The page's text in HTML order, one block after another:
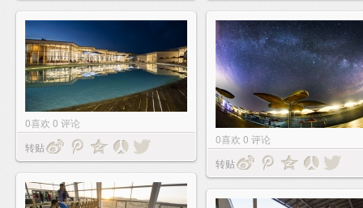
0喜欢 0 评论
转贴
0喜欢 0 评论
转贴